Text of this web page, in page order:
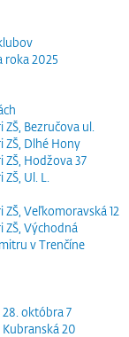
roka 2025
Bezručova ul.
ZŠ, Dlhé Hony
Hodžova 37
Ul. L.
Veľkomoravská 12
ZŠ, Východná
v Trenčíne
októbra 7
20